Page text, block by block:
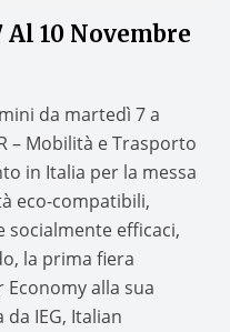
Al 10 Novembre
da martedì 7 a
– Mobilità e Trasporto
in Italia per la messa
eco-compatibili,
socialmente efficaci,
la prima fiera
alla sua
IEG, Italian